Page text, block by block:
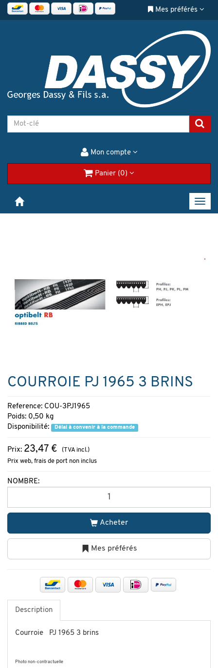
Mes préférés
Mon compte
Panier (0)
COURROIE PJ 1965 3 BRINS
Reference: COU-3PJ1965
Poids: 0,50 kg
Disponibilité:
Délai à convenir à la commande
Prix: 23,47 €
(TVA incl.)
Prix web, frais de port non inclus
NOMBRE:
Acheter
Mes préférés
Description
Courroie PJ 1965 3 brins
Photo non-contractuelle